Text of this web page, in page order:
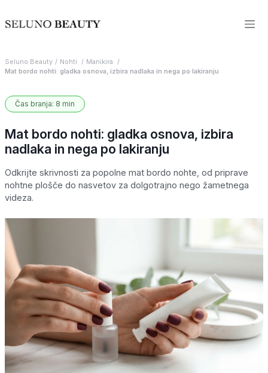
Seluno Beauty Nohti
Manikira
Mat bordo nohti: gladka osnova, izbira nadlaka in nega po lakiranju
Čas branja: 8 min
Mat bordo nohti: gladka osnova, izbira
nadlaka in nega po lakiranju
Odkrijte skrivnosti za popolne mat bordo nohte, od priprave
nohtne plošče do nasvetov za dolgotrajno nego žametnega
videza.